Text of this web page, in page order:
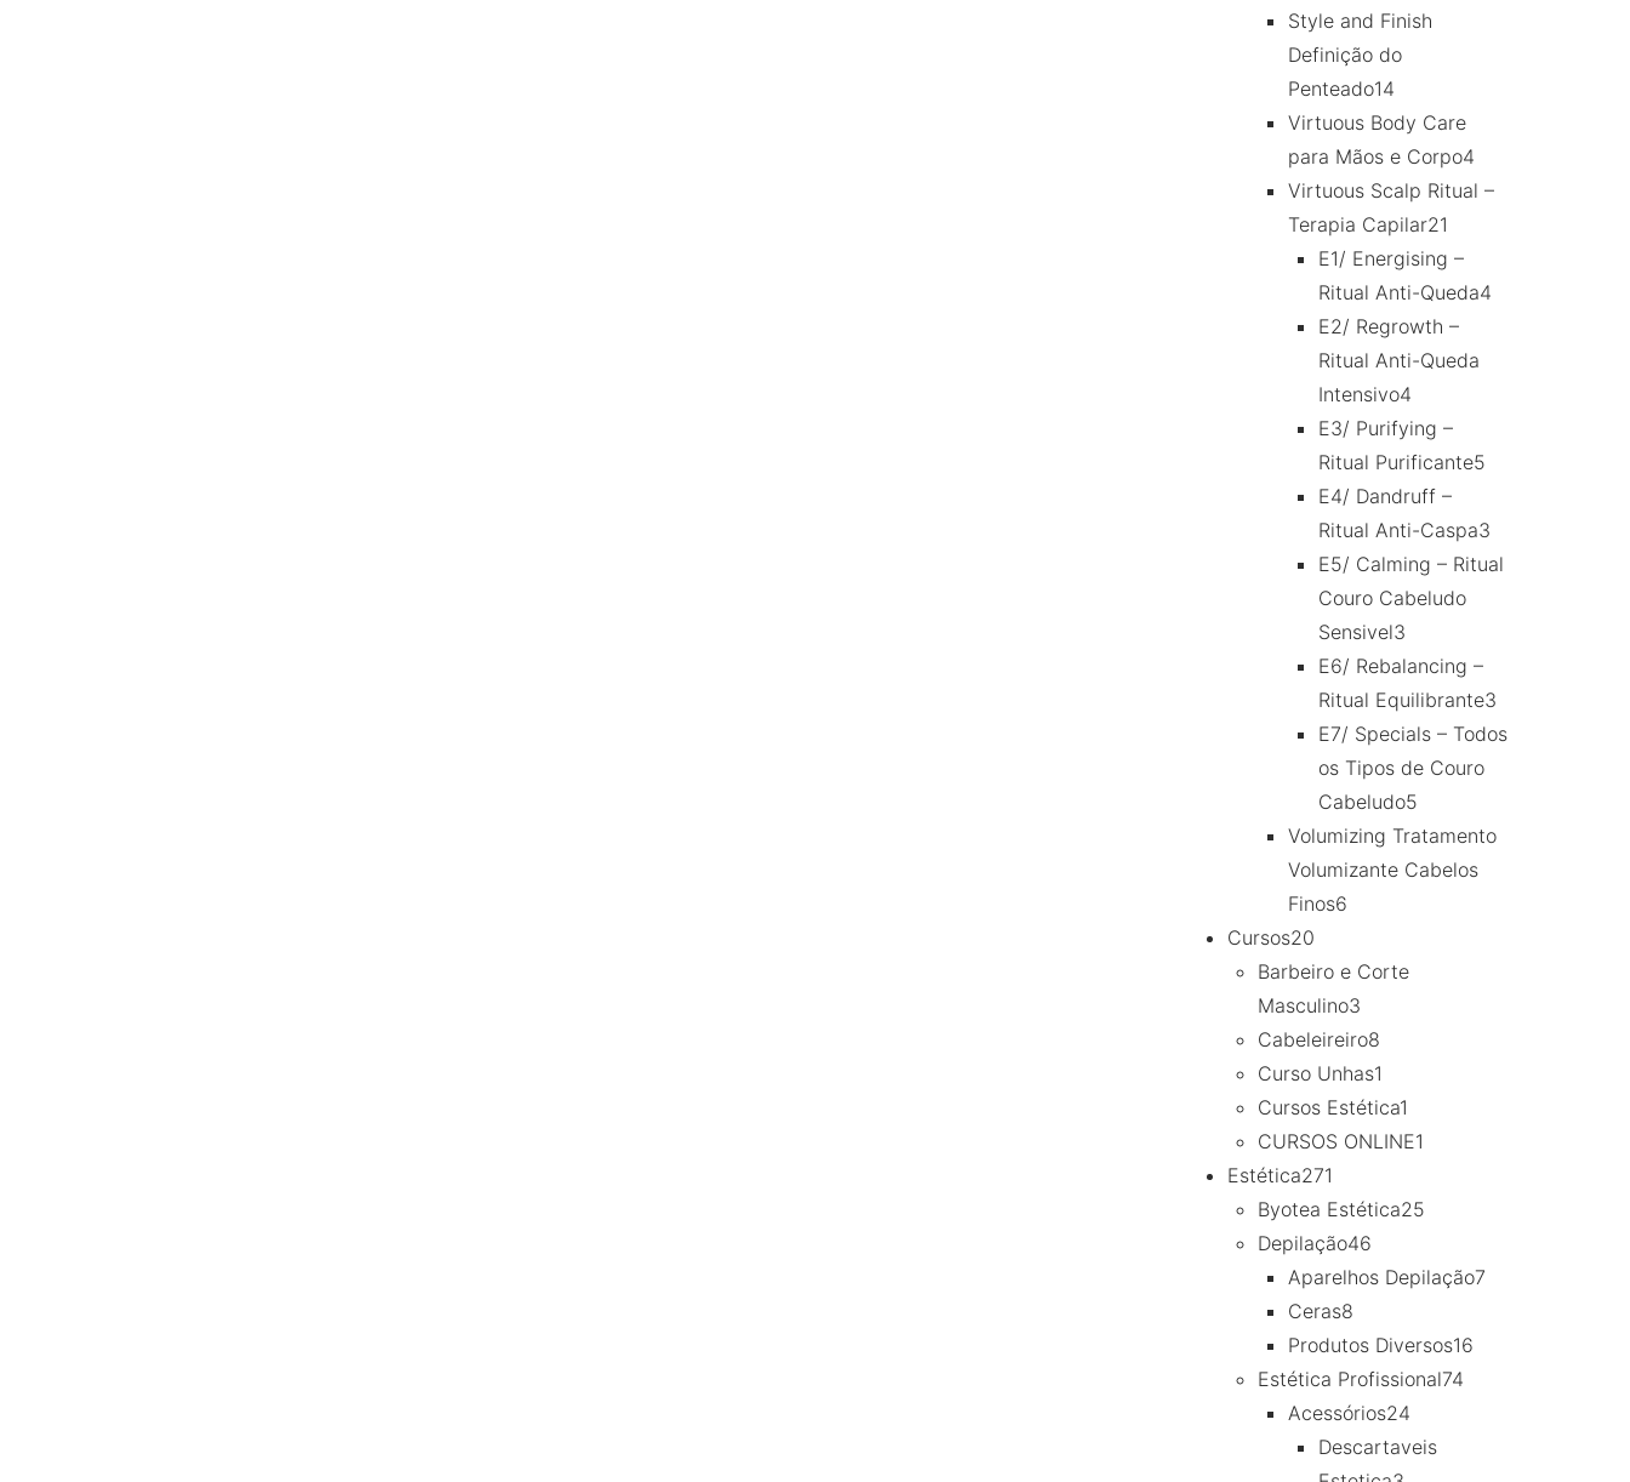
Style and Finish
Definição do
Penteado14
Virtuous Body Care
para Mãos e Corpo4
Virtuous Scalp Ritual –
Terapia Capilar21
E1/ Energising –
Ritual Anti-Queda4
E2/ Regrowth –
Ritual Anti-Queda
Intensivo4
E3/ Purifying –
Ritual Purificante5
E4/ Dandruff –
Ritual Anti-Caspa3
E5/ Calming – Ritual
Couro Cabeludo
Sensivel3
E6/ Rebalancing –
Ritual Equilibrante3
E7/ Specials – Todos
os Tipos de Couro
Cabeludo5
Volumizing Tratamento
Volumizante Cabelos
Finos6
Cursos20
Barbeiro e Corte
Masculino3
Cabeleireiro8
Curso Unhas1
Cursos Estética1
CURSOS ONLINE1
Estética271
Byotea Estética25
Depilação46
Aparelhos Depilação7
Ceras8
Produtos Diversos16
Estética Profissional74
Acessórios24
Descartaveis